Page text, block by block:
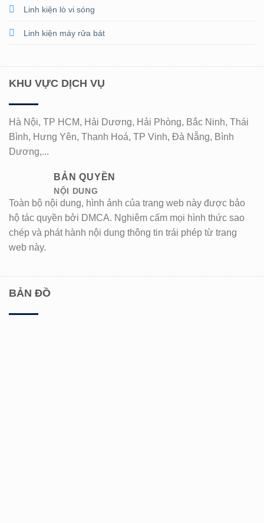
Linh kiện lò vi sóng
Linh kiện máy rửa bát
KHU VỰC DỊCH VỤ
Hà Nội, TP HCM, Hải Dương, Hải Phòng, Bắc Ninh, Thái
Bình, Hưng Yên, Thanh Hoá, TP Vinh, Đà Nẵng, Bình
Dương,...
BẢN QUYỀN
NỘI DUNG
Toàn bộ nội dung, hình ảnh của trang web này được bảo
hộ tác quyền bởi DMCA. Nghiêm cấm mọi hình thức sao
chép và phát hành nội dung thông tin trái phép từ trang
web này.
BẢN ĐỒ